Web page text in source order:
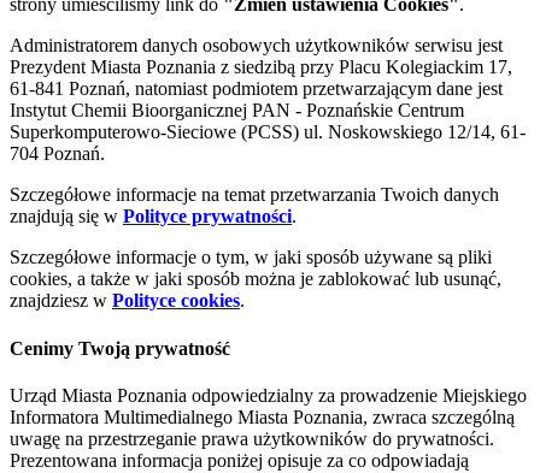
strony umieściliśmy link do "Zmień ustawienia Cookies".
Administratorem danych osobowych użytkowników serwisu jest
Prezydent Miasta Poznania z siedzibą przy Placu Kolegiackim 17,
61-841 Poznań, natomiast podmiotem przetwarzającym dane jest
Instytut Chemii Bioorganicznej PAN - Poznańskie Centrum
Superkomputerowo-Sieciowe (PCSS) ul. Noskowskiego 12/14, 61-
704 Poznań.
Szczegółowe informacje na temat przetwarzania Twoich danych
znajdują się w Polityce prywatności.
Szczegółowe informacje o tym, w jaki sposób używane są pliki
cookies, a także w jaki sposób można je zablokować lub usunąć,
znajdziesz w Polityce cookies.
Cenimy Twoją prywatność
Urząd Miasta Poznania odpowiedzialny za prowadzenie Miejskiego
Informatora Multimedialnego Miasta Poznania, zwraca szczególną
uwagę na przestrzeganie prawa użytkowników do prywatności.
Prezentowana informacja poniżej opisuje za co odpowiadają